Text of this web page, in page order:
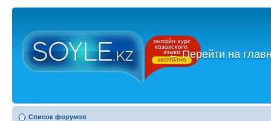
←Перейти на
Список форумов